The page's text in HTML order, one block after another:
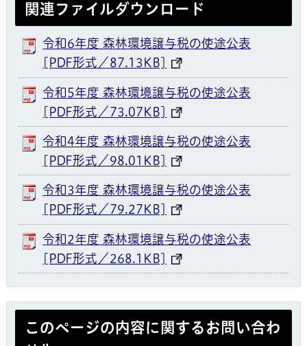
関連ファイルダウンロード
令和6年度 森林環境譲与税の使途公表
[PDF形式／87.13KB]
令和5年度 森林環境譲与税の使途公表
[PDF形式／73.07KB]
令和4年度 森林環境譲与税の使途公表
[PDF形式／98.01KB]
令和3年度 森林環境譲与税の使途公表
[PDF形式／79.27KB]
令和2年度 森林環境譲与税の使途公表
[PDF形式／268.1KB]
このページの内容に関するお問い合わ